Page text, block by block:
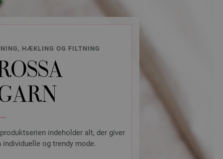
HÆKLING OG FILTNING
indeholder alt, der giver
og trendy mode.